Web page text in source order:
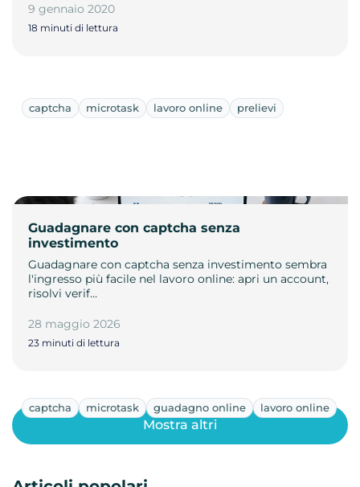
9 gennaio 2020
18 minuti di lettura
captcha microtask lavoro online prelievi
Guadagnare con captcha senza
investimento
Guadagnare con captcha senza investimento sembra
l'ingresso più facile nel lavoro online: apri un account,
risolvi verif…
28 maggio 2026
23 minuti di lettura
captcha microtask guadagno online lavoro online
Mostra altri